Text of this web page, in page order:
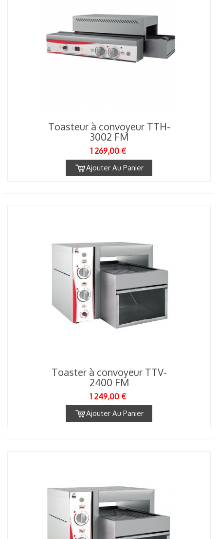
Toasteur à convoyeur TTH-
3002 FM
1 269,00 €
Ajouter Au Panier
Toaster à convoyeur TTV-
2400 FM
1 249,00 €
Ajouter Au Panier